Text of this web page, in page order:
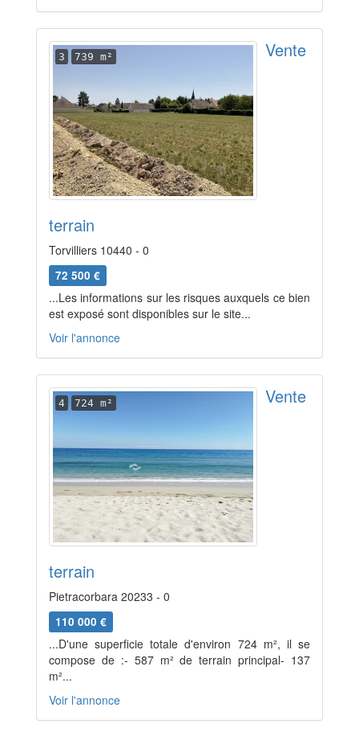
3 739 m² Vente
terrain
Torvilliers 10440 - 0
72 500 €
...Les informations sur les risques auxquels ce bien
est exposé sont disponibles sur le site...
Voir l'annonce
4 724 m² Vente
terrain
Pietracorbara 20233 - 0
110 000 €
...D'une superficie totale d'environ 724 m², il se
compose de :- 587 m² de terrain principal- 137
m²...
Voir l'annonce